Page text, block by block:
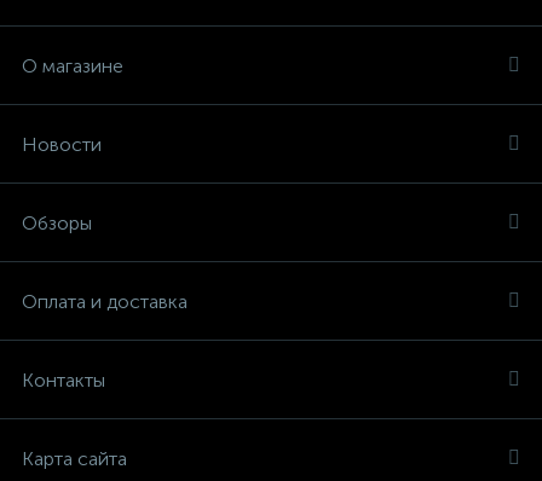
О магазине
Новости
Обзоры
Оплата и доставка
Контакты
Карта сайта